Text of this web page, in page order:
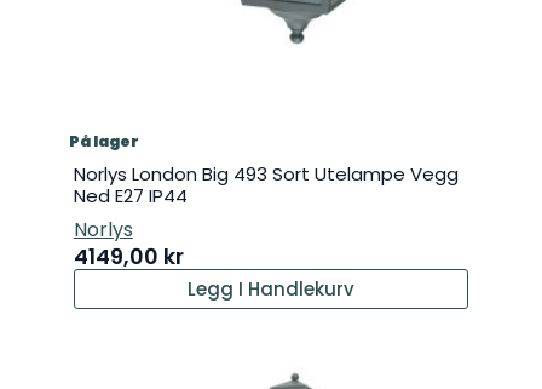
På lager
Norlys London Big 493 Sort Utelampe Vegg
Ned E27 IP44
Norlys
4149,00 kr
Legg I Handlekurv